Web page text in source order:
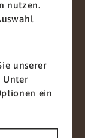
interkulturell
für
hohen
nutzen.
unserer
Unter
ein